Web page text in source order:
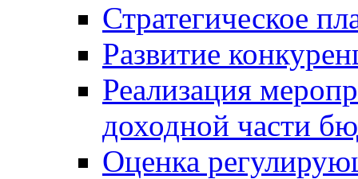
Стратегическое
Развитие
Реализация
доходной части
Оценка